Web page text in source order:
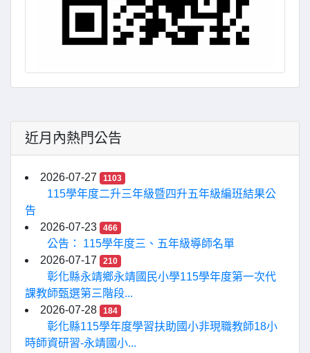
近月內熱門公告
2026-07-27 1103
115學年度二升三年級暨四升五年級編班結果公
告
2026-07-23
466
公告： 115學年度三、五年級導師名單
2026-07-17
210
彰化縣永靖鄉永靖國民小學115學年度第一次代
課教師甄選第三階段...
2026-07-28
184
彰化縣115學年度學習扶助國小非現職教師18小
時師資研習-永靖國小...